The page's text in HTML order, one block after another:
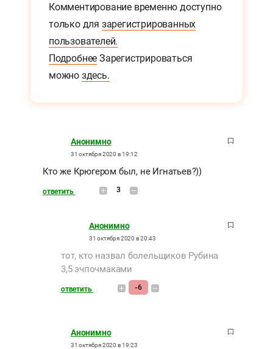
Комментирование временно доступно
только для зарегистрированных
пользователей.
Подробнее Зарегистрироваться
можно здесь.
Анонимно
31 октября 2020 в 19:12
Кто же Крюгером был, не Игнатьев?))
ответить 3
Анонимно
31 октября 2020 в 20:43
тот, кто назвал болельщиков Рубина
3,5 эчпочмаками
ответить -6
Анонимно
31 октября 2020 в 19:23